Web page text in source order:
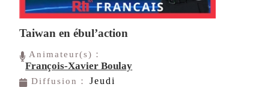
Taiwan en ébul’action
Animateur(s)：
François-Xavier Boulay
Diffusion： Jeudi